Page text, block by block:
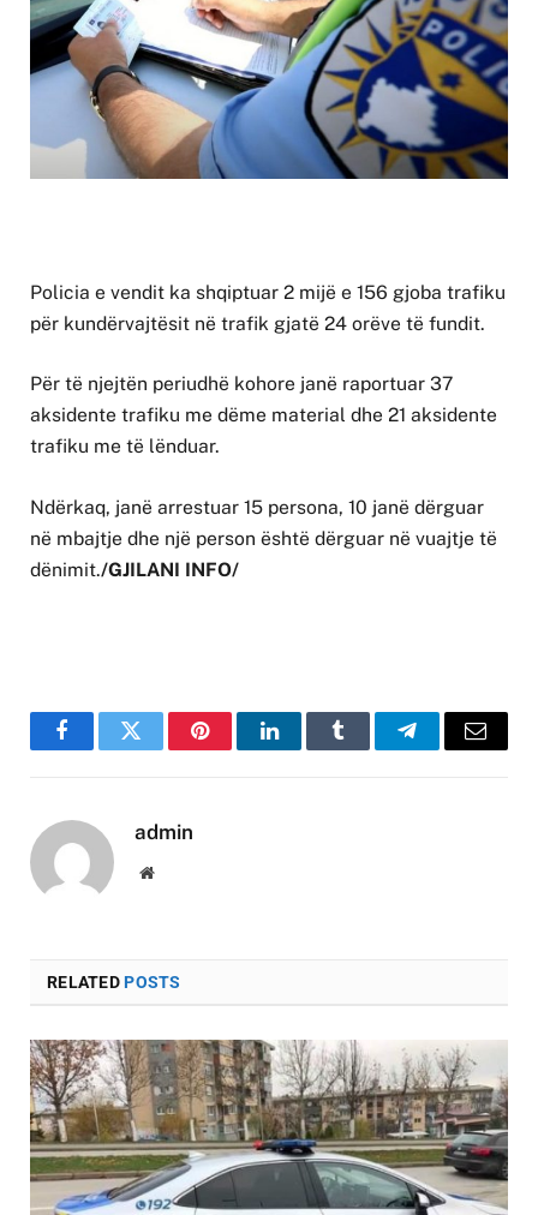
Policia e vendit ka shqiptuar 2 mijë e 156 gjoba trafiku
për kundërvajtësit në trafik gjatë 24 orëve të fundit.
Për të njejtën periudhë kohore janë raportuar 37
aksidente trafiku me dëme material dhe 21 aksidente
trafiku me të lënduar.
Ndërkaq, janë arrestuar 15 persona, 10 janë dërguar
në mbajtje dhe një person është dërguar në vuajtje të
dënimit./GJILANI INFO/
FacebookTwitter PinterestLinkedInTumblr TelegramEmail
admin
Website
RELATEDPOSTS